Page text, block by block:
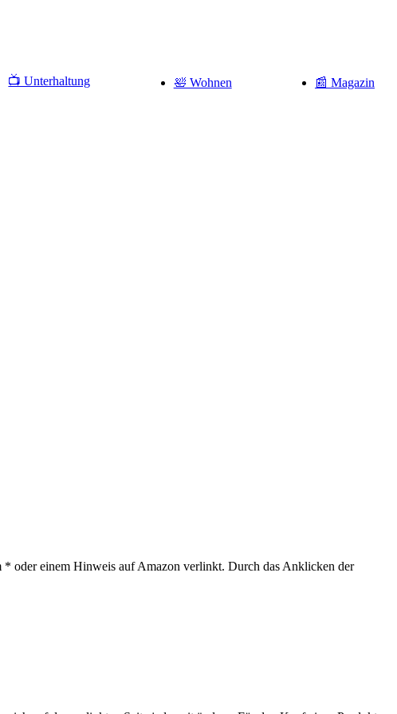
📺 Unterhaltung 🛀 Wohnen 📰 Magazin
* oder einem Hinweis auf Amazon verlinkt. Durch das Anklicken der